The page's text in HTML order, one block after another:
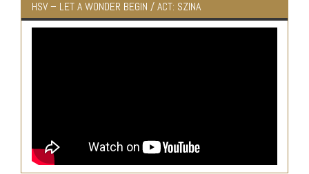
HSV – LET A WONDER BEGIN / ACT: SZINA